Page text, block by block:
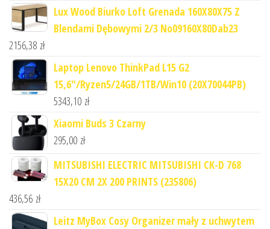
Lux Wood Biurko Loft Grenada 160X80X75 Z
Blendami Dębowymi 2/3 No09160X80Dab23
2156,38 zł
Laptop Lenovo ThinkPad L15 G2
15,6"/Ryzen5/24GB/1TB/Win10 (20X70044PB)
5343,10 zł
Xiaomi Buds 3 Czarny
295,00 zł
MITSUBISHI ELECTRIC MITSUBISHI CK-D 768
15X20 CM 2X 200 PRINTS (235806)
436,56 zł
Leitz MyBox Cosy Organizer mały z uchwytem